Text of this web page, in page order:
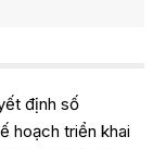
định số
hoạch triển khai